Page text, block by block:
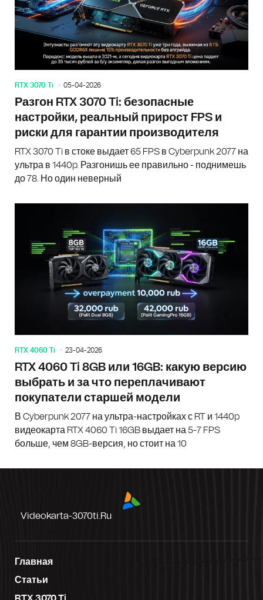
RTX 3070 Ti 05-04-2026
Разгон RTX 3070 Ti: безопасные
настройки, реальный прирост FPS и
риски для гарантии производителя
RTX 3070 Ti в стоке выдает 65 FPS в Cyberpunk 2077 на
ультра в 1440p. Разгонишь ее правильно - поднимешь
до 78. Но один неверный
RTX 4060 Ti 23-04-2026
RTX 4060 Ti 8GB или 16GB: какую версию
выбрать и за что переплачивают
покупатели старшей модели
В Cyberpunk 2077 на ультра-настройках с RT и 1440p
видеокарта RTX 4060 Ti 16GB выдает на 5-7 FPS
больше, чем 8GB-версия, но стоит на 10
Videokarta-3070ti.ru
Главная
Статьи
RTX 3070 Ti